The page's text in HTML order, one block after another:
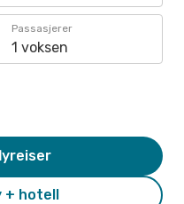
Passasjerer
1 voksen
+ hotell